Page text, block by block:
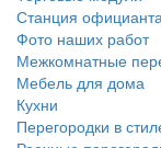
Станция
Фото наших работ
Межкомнатные
Мебель для дома
Кухни
Перегородки в